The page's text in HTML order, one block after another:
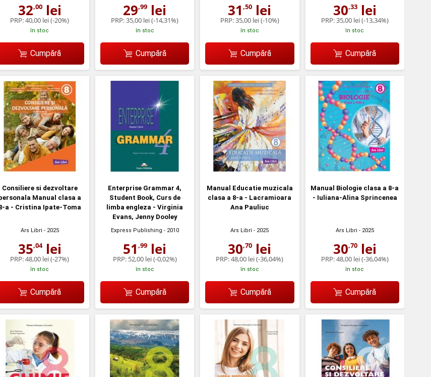
32,00lei
PRP:40,00 lei(-20%)
în stoc
Cumpără
29,99 lei
PRP:35,00 lei(-14,31%)
în stoc
Cumpără
31,50 lei
PRP:35,00 lei(-10%)
în stoc
Cumpără
30,33lei
PRP:35,00 lei(-13,34%)
în stoc
Cumpără
Consiliere si dezvoltare
Manual clasa a
a - Cristina Ipate-Toma
Ars Libri - 2025
35,04lei
PRP:48,00 lei(-27%)
în stoc
Cumpără
Enterprise Grammar 4,
Student Book, Curs de
limba engleza - Virginia
Evans, Jenny Dooley
Express Publishing - 2010
51,99 lei
PRP: 52,00 lei(-0,02%)
în stoc
Cumpără
Manual Educatie muzicala
clasa a 8-a - Lacramioara
Ana Pauliuc
Ars Libri - 2025
30,70 lei
PRP:48,00 lei(-36,04%)
în stoc
Cumpără
Manual Biologie clasa a 8-a
- Iuliana-Alina Sprincenea
Ars Libri - 2025
30,70lei
PRP:48,00 lei(-36,04%)
în stoc
Cumpără